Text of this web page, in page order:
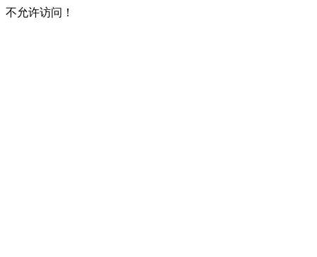
不允许访问！